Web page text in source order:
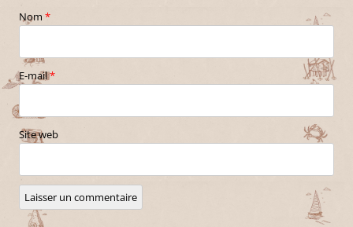
Nom *
E-mail*
Site web